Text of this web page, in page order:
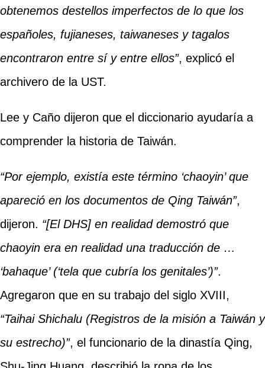
obtenemos destellos imperfectos de lo que los
españoles, fujianeses, taiwaneses y tagalos
encontraron entre sí y entre ellos”, explicó el
archivero de la UST.
Lee y Caño dijeron que el diccionario ayudaría a
comprender la historia de Taiwán.
“Por ejemplo, existía este término ‘chaoyin’ que
apareció en los documentos de Qing Taiwán”,
dijeron. “[El DHS] en realidad demostró que
chaoyin era en realidad una traducción de …
‘bahaque’ (‘tela que cubría los genitales’)”.
Agregaron que en su trabajo del siglo XVIII,
“Taihai Shichalu (Registros de la misión a Taiwán y
su estrecho)”, el funcionario de la dinastía Qing,